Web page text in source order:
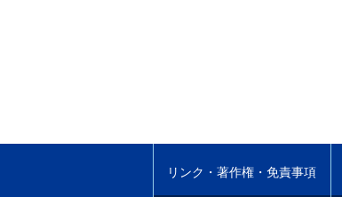
リンク・著作権・免責事項